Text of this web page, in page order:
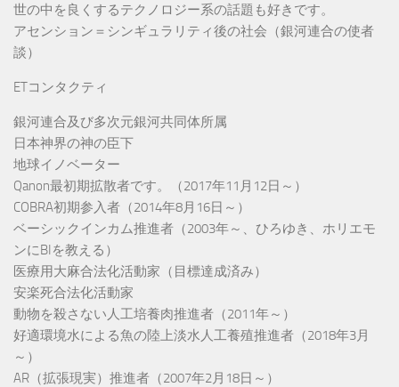
世の中を良くするテクノロジー系の話題も好きです。
アセンション＝シンギュラリティ後の社会（銀河連合の使者
談）
ETコンタクティ
銀河連合及び多次元銀河共同体所属
日本神界の神の臣下
地球イノベーター
Qanon最初期拡散者です。（2017年11月12日～）
COBRA初期参入者（2014年8月16日～）
ベーシックインカム推進者（2003年～、ひろゆき、ホリエモ
ンにBIを教える）
医療用大麻合法化活動家（目標達成済み）
安楽死合法化活動家
動物を殺さない人工培養肉推進者（2011年～）
好適環境水による魚の陸上淡水人工養殖推進者（2018年3月
～）
AR（拡張現実）推進者（2007年2月18日～）